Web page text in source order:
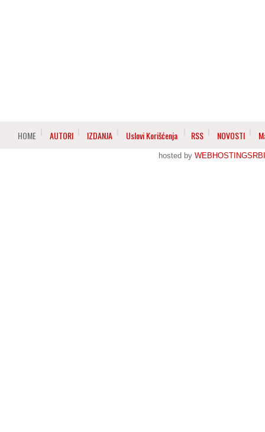
HOME AUTORI IZDANJA Uslovi Korišćenja RSS NOVOSTI
hosted by